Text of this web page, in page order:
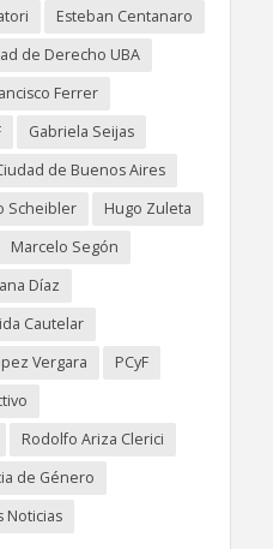
Esteban Centanaro
de Derecho UBA
Ferrer
Gabriela Seijas
de Buenos Aires
Scheibler
Hugo Zuleta
Marcelo Segón
Díaz
Cautelar
Vergara
PCyF
Rodolfo Ariza Clerici
de Género
Noticias